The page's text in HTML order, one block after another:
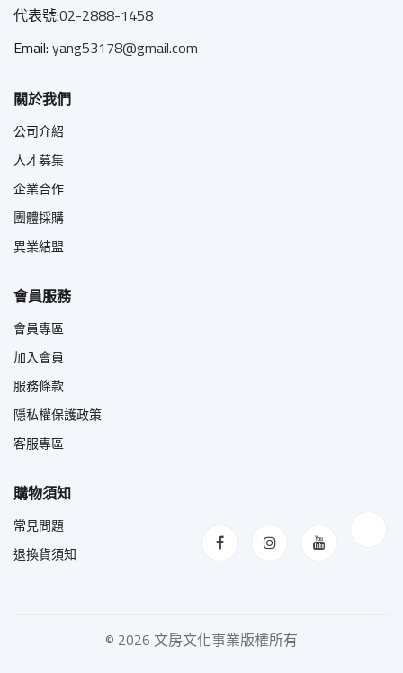
代表號:02-2888-1458
Email:yang53178@gmail.com
關於我們
公司介紹
人才募集
企業合作
團體採購
異業結盟
會員服務
會員專區
加入會員
服務條款
隱私權保護政策
客服專區
購物須知
常見問題
退換貨須知
© 2026 文房文化事業版權所有